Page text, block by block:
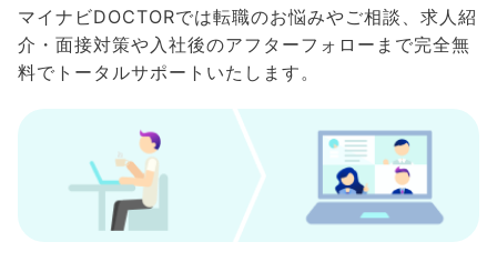
マイナビDOCTORでは転職のお悩みやご相談、求人紹
介・面接対策や入社後のアフターフォローまで完全無
料でトータルサポートいたします。